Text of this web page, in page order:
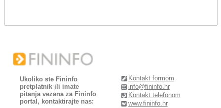
Ukoliko ste Fininfo
pretplatnik ili imate
pitanja vezana za Fininfo
portal, kontaktirajte nas:
Kontakt formom
info@fininfo.hr
Kontakt telefonom
www.fininfo.hr